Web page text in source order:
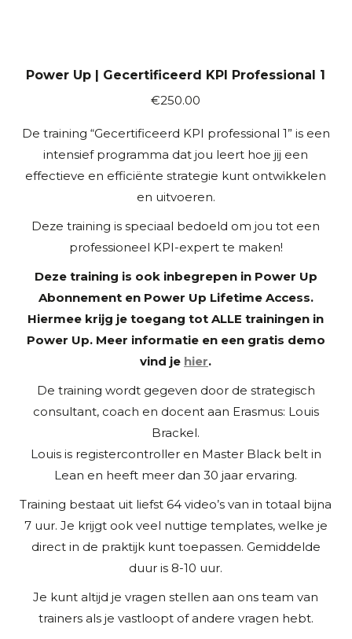
Power Up | Gecertificeerd KPI Professional 1
€250.00
De training “Gecertificeerd KPI professional 1” is een
intensief programma dat jou leert hoe jij een
effectieve en efficiënte strategie kunt ontwikkelen
en uitvoeren.
Deze training is speciaal bedoeld om jou tot een
professioneel KPI-expert te maken!
Deze training is ook inbegrepen in Power Up
Abonnement en Power Up Lifetime Access.
Hiermee krijg je toegang tot ALLE trainingen in
Power Up. Meer informatie en een gratis demo
vind je hier.
De training wordt gegeven door de strategisch
consultant, coach en docent aan Erasmus: Louis
Brackel.
Louis is registercontroller en Master Black belt in
Lean en heeft meer dan 30 jaar ervaring.
Training bestaat uit liefst 64 video’s van in totaal bijna
7 uur. Je krijgt ook veel nuttige templates, welke je
direct in de praktijk kunt toepassen. Gemiddelde
duur is 8-10 uur.
Je kunt altijd je vragen stellen aan ons team van
trainers als je vastloopt of andere vragen hebt.